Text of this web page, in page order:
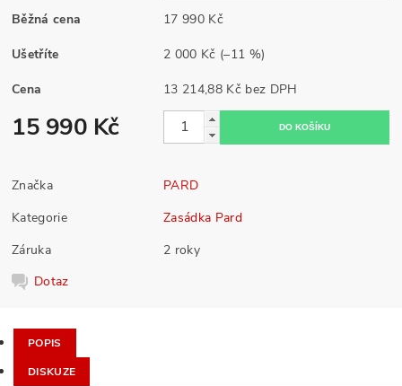
Běžná cena 17 990 Kč
Ušetříte 2 000 Kč (–11 %)
Cena 13 214,88 Kč bez DPH
15 990 Kč
Značka
PARD
Kategorie
Zasádka Pard
Záruka
2 roky
Dotaz
POPIS
DISKUZE